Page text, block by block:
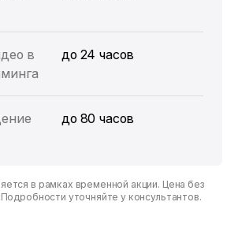
в
до 24 часов
до 80 часов
в рамках временной акции. Цена без
уточняйте у консультантов.